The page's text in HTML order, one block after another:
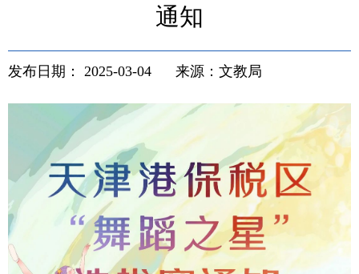
通知
发布日期： 2025-03-04 来源：文教局